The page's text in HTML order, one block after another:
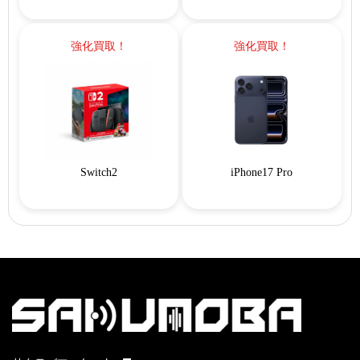
強化買取！
Switch2
強化買取！
iPhone17 Pro